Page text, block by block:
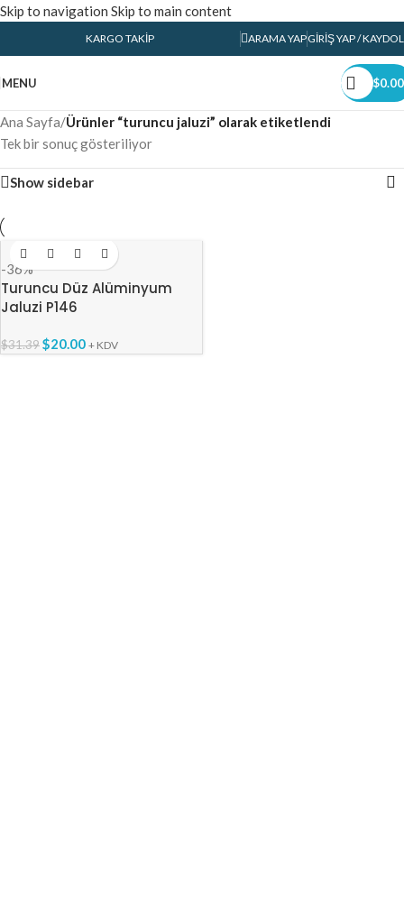
Skip to navigation Skip to main content
KARGO TAKIP ARAMA YAPGIRIŞ YAP / KAYDOL
MENU $0.00
Ana Sayfa/Ürünler “turuncu jaluzi” olarak etiketlendi
Tek bir sonuç gösteriliyor
Show sidebar
-36%
Turuncu Düz Alüminyum
Jaluzi P146
$31.39$20.00 + KDV